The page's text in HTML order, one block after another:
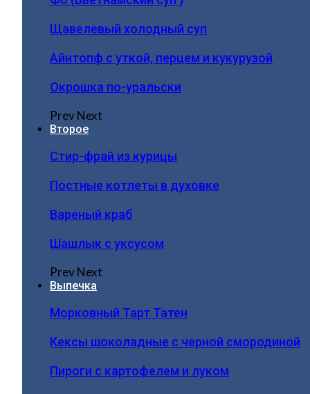
Щавелевый холодный суп
Айнтопф с уткой, перцем и кукурузой
Окрошка по-уральски
PrevNext
Второе
Стир-фрай из курицы
Постные котлеты в духовке
Вареный краб
Шашлык с уксусом
PrevNext
Выпечка
Морковный Тарт Татен
Кексы шоколадные с черной смородиной
Пироги c картофелем и луком